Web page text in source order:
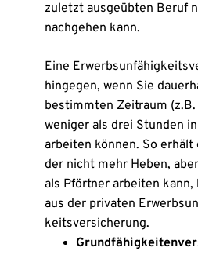
zuletzt ausgeübten Beruf
nachgehen kann.
Eine
hingegen, wenn Sie
bestimmten Zeitraum
weniger als drei Stunden
arbeiten können. So erhält
der nicht mehr Heben,
als Pförtner arbeiten
aus der privaten
keitsversicherung.